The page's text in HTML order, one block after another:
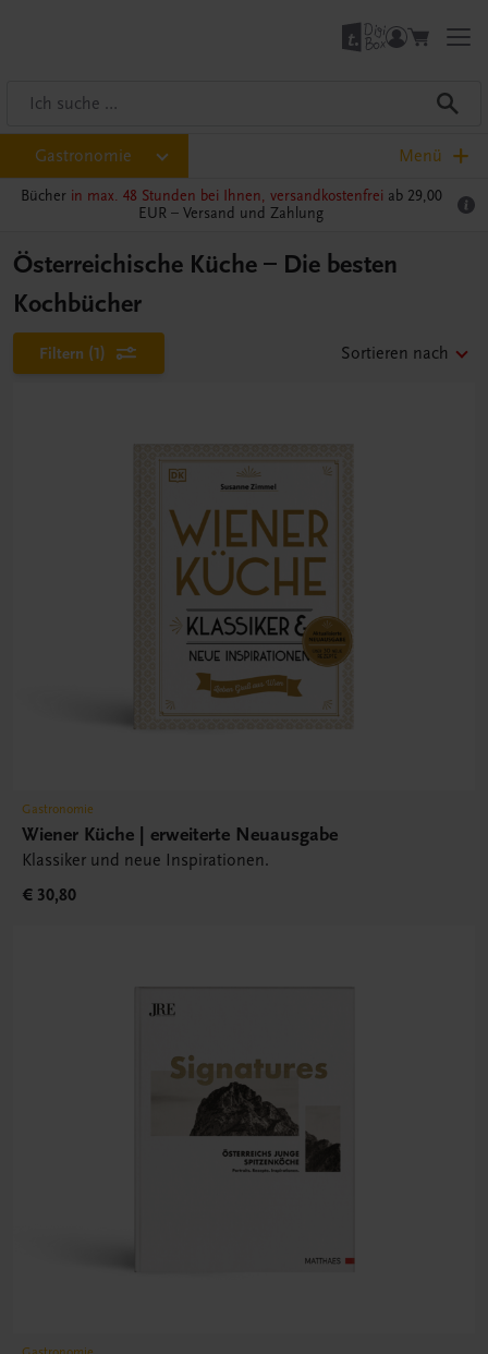
Gastronomie Menü
Bücher in max. 48 Stunden bei Ihnen, versandkostenfrei ab 29,00
EUR – Versand und Zahlung
Österreichische Küche – Die besten
Kochbücher
Filtern (1) Sortieren nach
Gastronomie
Wiener Küche | erweiterte Neuausgabe
Klassiker und neue Inspirationen.
€ 30,80